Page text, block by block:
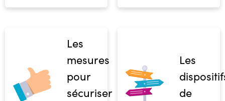
Les
mesures
pour
sécuriser
Les
de